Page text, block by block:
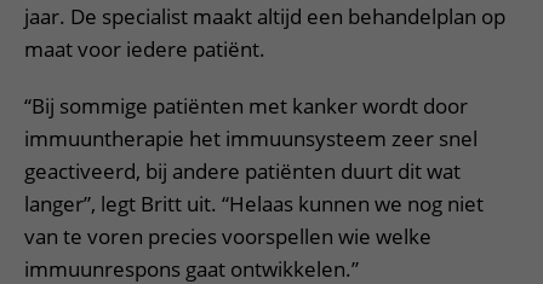
jaar. De specialist maakt altijd een behandelplan op
maat voor iedere patiënt.
“Bij sommige patiënten met kanker wordt door
immuuntherapie het immuunsysteem zeer snel
geactiveerd, bij andere patiënten duurt dit wat
langer”, legt Britt uit. “Helaas kunnen we nog niet
van te voren precies voorspellen wie welke
immuunrespons gaat ontwikkelen.”